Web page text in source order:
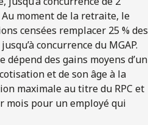
Au moment de la retraite, le
censées remplacer 25 % des
concurrence du MGAP.
dépend des gains moyens d’un
et de son âge à la
maximale au titre du RPC et
mois pour un employé qui